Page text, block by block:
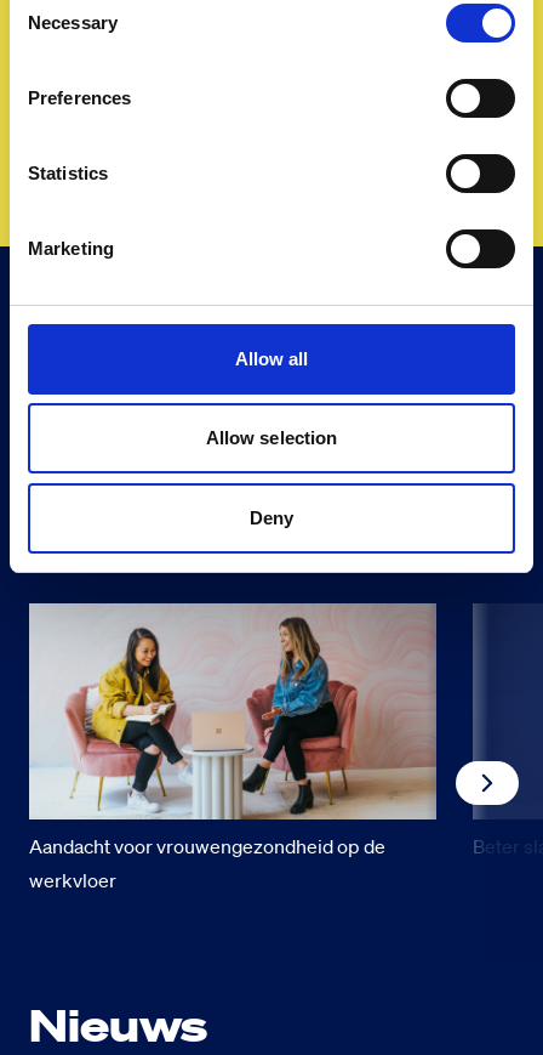
Selection
Necessary
Preferences
Statistics
Marketing
Allow all
Allow selection
Deny
leefstijlverbetering in uw
Ook interessant
Aandacht voor vrouwengezondheid op de
werkvloer
Beter
Nieuws